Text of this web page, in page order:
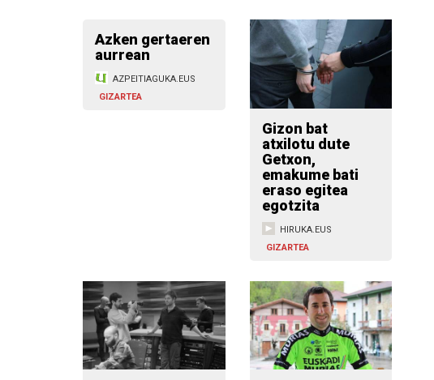
Azken gertaeren
aurrean
AZPEITIAGUKA.EUS
GIZARTEA
Gizon bat
atxilotu dute
Getxon,
emakume bati
eraso egitea
egotzita
HIRUKA.EUS
GIZARTEA